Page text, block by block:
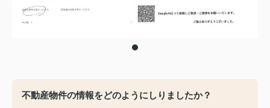
不動産物件の情報をどのようにしりましたか？